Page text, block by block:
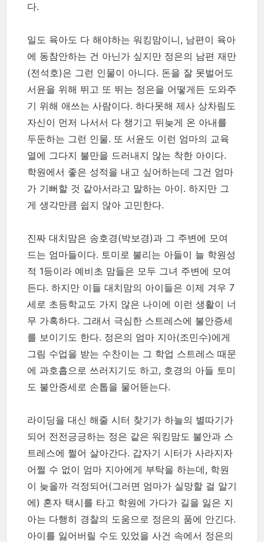
다.
일도 육아도 다 해야하는 워킹맘이니, 남편이 육아
에 동참안하는 건 아닌가 싶지만 정은의 남편 재만
(전석호)은 그런 인물이 아니다. 돈을 잘 못벌어도
서윤을 위해 뛰고 또 뛰는 정은을 어떻게든 도와주
기 위해 애쓰는 사람이다. 하다못해 제사 상차림도
자신이 먼저 나서서 다 챙기고 뒤늦게 온 아내를
두둔하는 그런 인물. 또 서윤도 이런 엄마의 교육
열에 그다지 불만을 드러내지 않는 착한 아이다.
학원에서 좋은 성적을 내고 싶어하는데 그건 엄마
가 기뻐할 것 같아서라고 말하는 아이. 하지만 그
게 생각만큼 쉽지 않아 고민한다.
진짜 대치맘은 송호경(박보경)과 그 주변에 모여
드는 엄마들이다. 토미로 불리는 아들이 늘 학원성
적 1등이라 예비초 맘들은 모두 그녀 주변에 모여
든다. 하지만 이들 대치맘의 아이들은 이제 겨우 7
세로 초등학교도 가지 않은 나이에 이런 생활이 너
무 가혹하다. 그래서 극심한 스트레스에 불안증세
를 보이기도 한다. 정은의 엄마 지아(조민수)에게
그림 수업을 받는 수찬이는 그 학업 스트레스 때문
에 과호흡으로 쓰러지기도 하고, 호경의 아들 토미
도 불안증세로 손톱을 물어뜯는다.
라이딩을 대신 해줄 시터 찾기가 하늘의 별따기가
되어 전전긍긍하는 정은 같은 워킹맘도 불안과 스
트레스에 쩔어 살아간다. 갑자기 시터가 사라지자
어쩔 수 없이 엄마 지아에게 부탁을 하는데, 학원
이 늦을까 걱정되어(그러면 엄마가 실망할 걸 알기
에) 혼자 택시를 타고 학원에 가다가 길을 잃은 지
아는 다행히 경찰의 도움으로 정은의 품에 안긴다.
아이를 잃어버릴 수도 있었을 사건 속에서 정은의